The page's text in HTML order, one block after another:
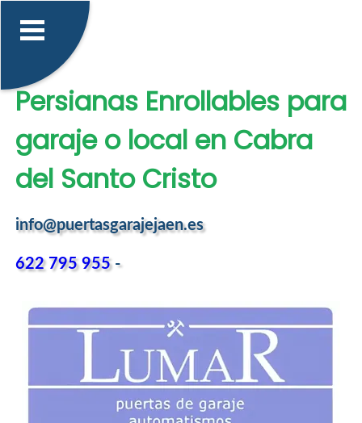
Persianas Enrollables para
garaje o local en Cabra
del Santo Cristo
info@puertasgarajejaen.es
622 795 955-